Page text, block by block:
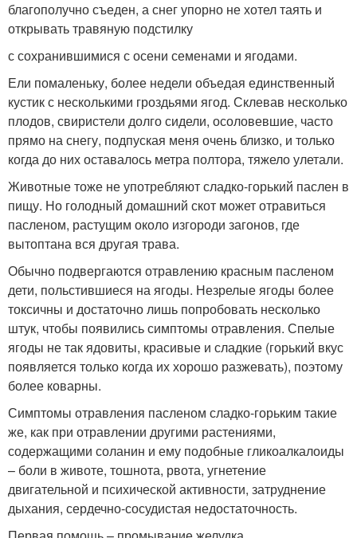
благополучно съеден, а снег упорно не хотел таять и
открывать травяную подстилку
с сохранившимися с осени семенами и ягодами.
Ели помаленьку, более недели объедая единственный
кустик с несколькими гроздьями ягод. Склевав несколько
плодов, свиристели долго сидели, осоловевшие, часто
прямо на снегу, подпуская меня очень близко, и только
когда до них оставалось метра полтора, тяжело улетали.
Животные тоже не употребляют сладко-горький паслен в
пищу. Но голодный домашний скот может отравиться
пасленом, растущим около изгороди загонов, где
вытоптана вся другая трава.
Обычно подвергаются отравлению красным пасленом
дети, польстившиеся на ягоды. Незрелые ягоды более
токсичны и достаточно лишь попробовать несколько
штук, чтобы появились симптомы отравления. Спелые
ягоды не так ядовиты, красивые и сладкие (горький вкус
появляется только когда их хорошо разжевать), поэтому
более коварны.
Симптомы отравления пасленом сладко-горьким такие
же, как при отравлении другими растениями,
содержащими соланин и ему подобные гликоалкалоиды
– боли в животе, тошнота, рвота, угнетение
двигательной и психической активности, затруднение
дыхания, сердечно-сосудистая недостаточность.